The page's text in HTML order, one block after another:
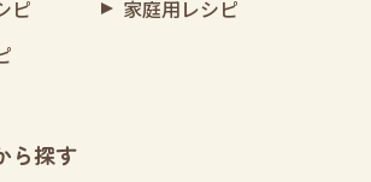
ピ
家庭用レシピ
ら探す